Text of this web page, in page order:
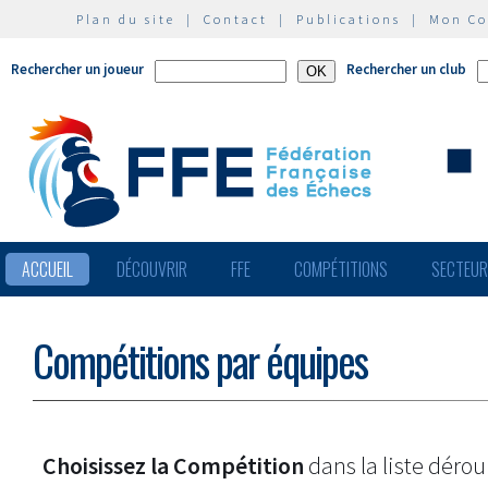
Plan du site | Contact | Publications | Mon
Rechercher un joueur Rechercher un club
ACCUEIL DÉCOUVRIR FFE COMPÉTITIONS
Compétitions par équipes
Choisissez la Compétition dans la liste